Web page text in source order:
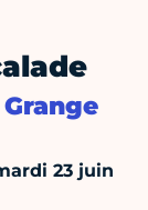
23 juin